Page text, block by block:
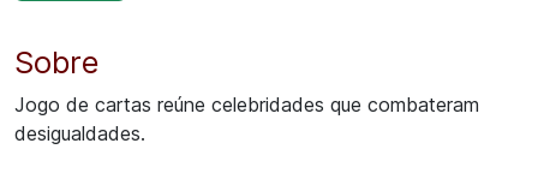
Sobre
Jogo de cartas reúne celebridades que combateram
desigualdades.